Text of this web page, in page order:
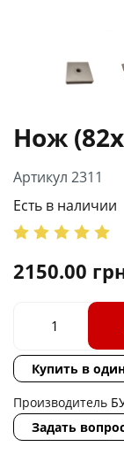
Нож
Артикул 2311
Есть в наличии
2150.00
Купить в
Производитель
Задать